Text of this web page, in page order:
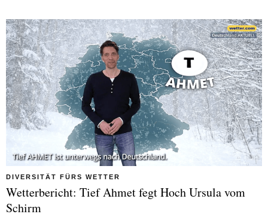
DIVERSITÄT FÜRS WETTER
Wetterbericht: Tief Ahmet fegt Hoch Ursula vom
Schirm